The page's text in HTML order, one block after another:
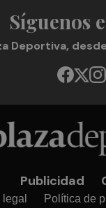
Síguenos
Deportiva,
Publicidad
Política de